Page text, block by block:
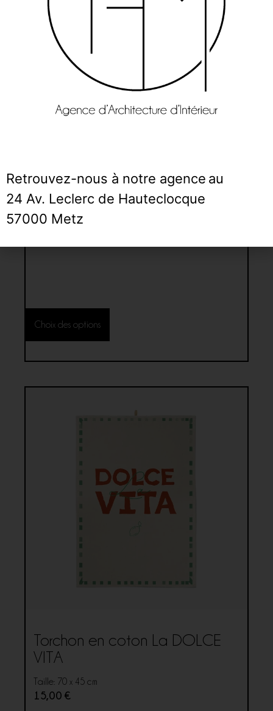
Lot de 4 sets de table léopard
Couleurs : Bordeaux ou Bleu
Choix des options
Torchon en coton La DOLCE
VITA
Taille: 70 x 45 cm
15,00 €
Retrouvez-nous à notre agence au
24 Av. Leclerc de Hauteclocque
57000 Metz